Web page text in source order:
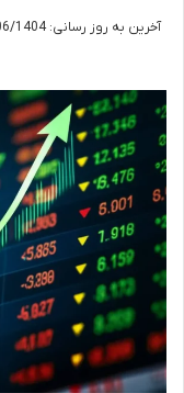
آخرین به روز رسانی: 13/06/1404